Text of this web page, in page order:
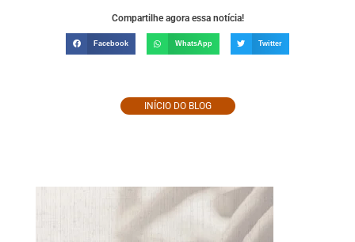
Compartilhe agora essa notícia!
Facebook WhatsApp Twitter
INÍCIO DO BLOG